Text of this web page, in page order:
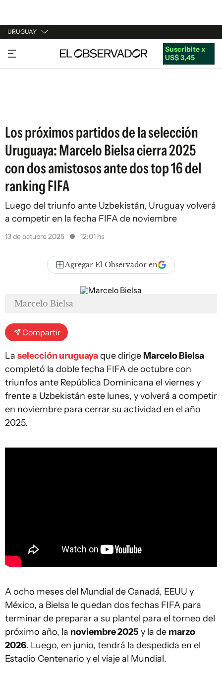
URUGUAY
URUGUAY
ARGENTINA
Suscribite x
US$ 3,45
Los próximos partidos de la selección
Uruguaya: Marcelo Bielsa cierra 2025
con dos amistosos ante dos top 16 del
ranking FIFA
Luego del triunfo ante Uzbekistán, Uruguay volverá
a competir en la fecha FIFA de noviembre
13 de octubre 2025 12:01 hs
Agregar El Observador en
Marcelo Bielsa
Compartir
La selección uruguayaque dirige Marcelo Bielsa
completó la doble fecha FIFA de octubre con
triunfos ante República Dominicana el viernes y
frente a Uzbekistán este lunes, y volverá a competir
en noviembre para cerrar su actividad en el año
2025.
A ocho meses del Mundial de Canadá, EEUU y
México, a Bielsa le quedan dos fechas FIFA para
terminar de preparar a su plantel para el torneo del
próximo año, la noviembre 2025 y la de marzo
2026. Luego, en junio, tendrá la despedida en el
Estadio Centenario y el viaje al Mundial.